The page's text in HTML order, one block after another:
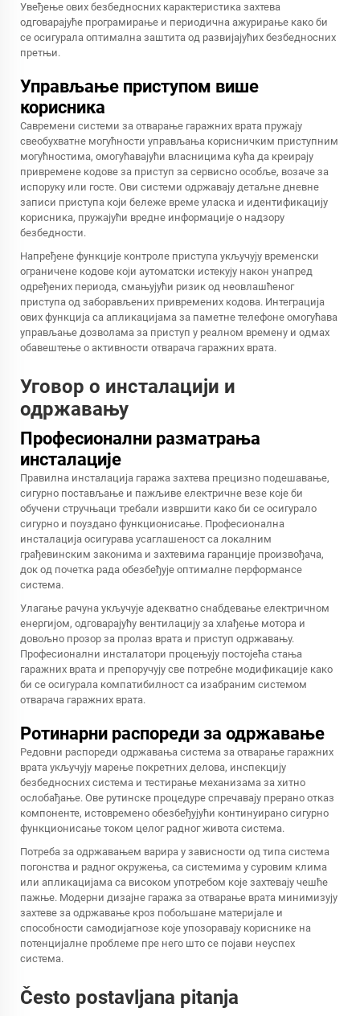
Увеђење ових безбедносних карактеристика захтева
одговарајуће програмирање и периодична ажурирање како би
се осигурала оптимална заштита од развијајућих безбедносних
претњи.
Управљање приступом више
корисника
Савремени системи за отварање гаражних врата пружају
свеобухватне могућности управљања корисничким приступним
могућностима, омогућавајући власницима кућа да креирају
привремене кодове за приступ за сервисно особље, возаче за
испоруку или госте. Ови системи одржавају детаљне дневне
записи приступа који бележе време уласка и идентификацију
корисника, пружајући вредне информације о надзору
безбедности.
Напређене функције контроле приступа укључују временски
ограничене кодове који аутоматски истекују након унапред
одређених периода, смањујући ризик од неовлашћеног
приступа од заборављених привремених кодова. Интеграција
ових функција са апликацијама за паметне телефоне омогућава
управљање дозволама за приступ у реалном времену и одмах
обавештење о активности отварача гаражних врата.
Уговор о инсталацији и
одржавању
Професионални разматрања
инсталације
Правилна инсталација гаража захтева прецизно подешавање,
сигурно постављање и пажљиве електричне везе које би
обучени стручњаци требали извршити како би се осигурало
сигурно и поуздано функционисање. Професионална
инсталација осигурава усаглашеност са локалним
грађевинским законима и захтевима гаранције произвођача,
док од почетка рада обезбеђује оптималне перформансе
система.
Улагање рачуна укључује адекватно снабдевање електричном
енергијом, одговарајућу вентилацију за хлађење мотора и
довољно прозор за пролаз врата и приступ одржавању.
Професионални инсталатори процењују постојећа стања
гаражних врата и препоручују све потребне модификације како
би се осигурала компатибилност са изабраним системом
отварача гаражних врата.
Ротинарни распореди за одржавање
Редовни распореди одржавања система за отварање гаражних
врата укључују марење покретних делова, инспекцију
безбедносних система и тестирање механизама за хитно
ослобађање. Ове рутинске процедуре спречавају прерано отказ
компоненте, истовремено обезбеђујући континуирано сигурно
функционисање током целог радног живота система.
Потреба за одржавањем варира у зависности од типа система
погонства и радног окружења, са системима у суровим клима
или апликацијама са високом употребом које захтевају чешће
пажње. Модерни дизајне гаража за отварање врата минимизују
захтеве за одржавање кроз побољшане материјале и
способности самодијагнозе које упозоравају кориснике на
потенцијалне проблеме пре него што се појави неуспех
система.
Često postavljana pitanja